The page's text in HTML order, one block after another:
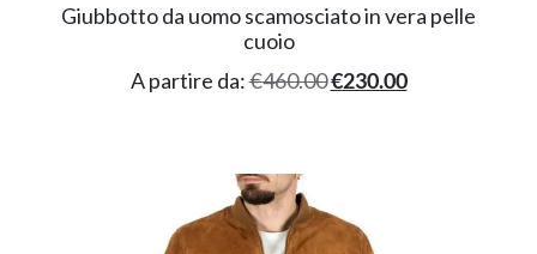
Giubbotto da uomo scamosciato in vera pelle
cuoio
A partire da:€460.00€230.00